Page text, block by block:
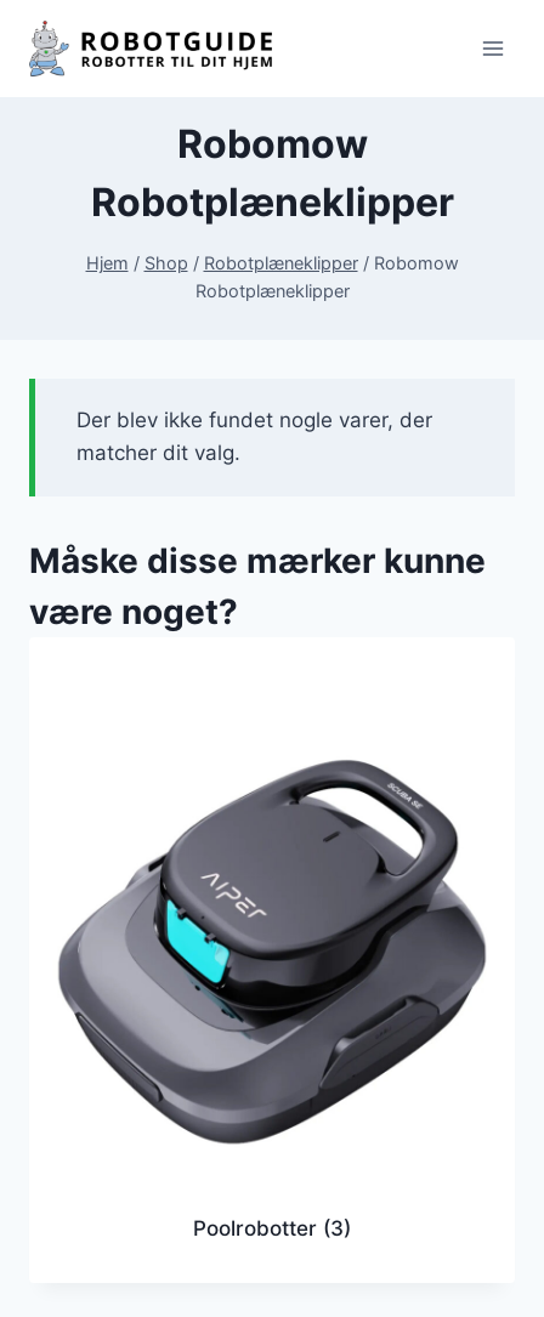
Fortsæt
indhold
Robomow
Robotplæneklipper
Hjem / Shop / Robotplæneklipper / Robomow
Robotplæneklipper
Der blev ikke fundet nogle varer, der
matcher dit valg.
Måske disse mærker kunne
være noget?
Poolrobotter (3)